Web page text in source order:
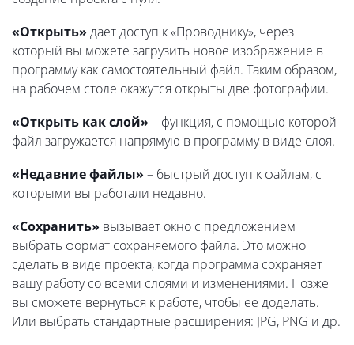
«Открыть» дает доступ к «Проводнику», через
который вы можете загрузить новое изображение в
программу как самостоятельный файл. Таким образом,
на рабочем столе окажутся открыты две фотографии.
«Открыть как слой» – функция, с помощью которой
файл загружается напрямую в программу в виде слоя.
«Недавние файлы» – быстрый доступ к файлам, с
которыми вы работали недавно.
«Сохранить» вызывает окно с предложением
выбрать формат сохраняемого файла. Это можно
сделать в виде проекта, когда программа сохраняет
вашу работу со всеми слоями и изменениями. Позже
вы сможете вернуться к работе, чтобы ее доделать.
Или выбрать стандартные расширения: JPG, PNG и др.